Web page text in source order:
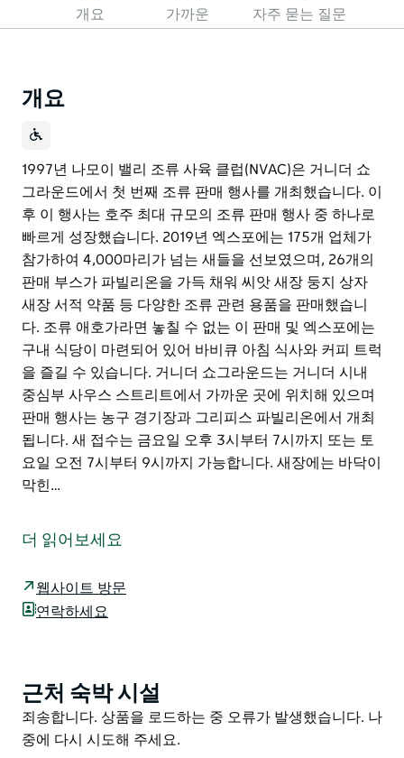
개요 가까운 자주 묻는 질문
개요
1997년 나모이 밸리 조류 사육 클럽(NVAC)은 거니더 쇼
그라운드에서 첫 번째 조류 판매 행사를 개최했습니다. 이
후 이 행사는 호주 최대 규모의 조류 판매 행사 중 하나로
빠르게 성장했습니다. 2019년 엑스포에는 175개 업체가
참가하여 4,000마리가 넘는 새들을 선보였으며, 26개의
판매 부스가 파빌리온을 가득 채워 씨앗 새장 둥지 상자
새장 서적 약품 등 다양한 조류 관련 용품을 판매했습니
다. 조류 애호가라면 놓칠 수 없는 이 판매 및 엑스포에는
구내 식당이 마련되어 있어 바비큐 아침 식사와 커피 트럭
을 즐길 수 있습니다. 거니더 쇼그라운드는 거니더 시내
중심부 사우스 스트리트에서 가까운 곳에 위치해 있으며
판매 행사는 농구 경기장과 그리피스 파빌리온에서 개최
됩니다. 새 접수는 금요일 오후 3시부터 7시까지 또는 토
요일 오전 7시부터 9시까지 가능합니다. 새장에는 바닥이
막힌…
그라운드에서 첫 번째 조류 판매 행사를 개최했습니다. 이
참가하여 4,000마리가 넘는 새들을 선보였으며, 26개의
판매 부스가 파빌리온을 가득 채워 씨앗 새장 둥지 상자
조류 애호가라면 놓칠 수 없는 이 판매 및 엑스포에는 구
내 식당이 마련되어 있어 바비큐 아침 식사와 커피 트럭을
즐길 수 있습니다.
더 읽어보세요
웹사이트 방문
연락하세요
Product
List
근처 숙박 시설
Product
List
죄송합니다. 상품을 로드하는 중 오류가 발생했습니다. 나
중에 다시 시도해 주세요.